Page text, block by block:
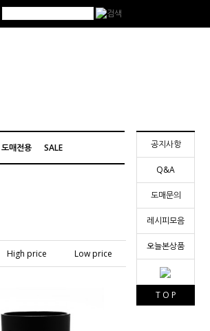
공지사항
Q&A
도매문의
레시피모음
오늘본상품
T O P
도매전용 SALE
High price Low price